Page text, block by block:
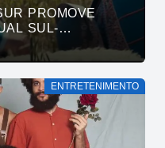
PROMOVE
SUL-
ENTRETENIMENTO